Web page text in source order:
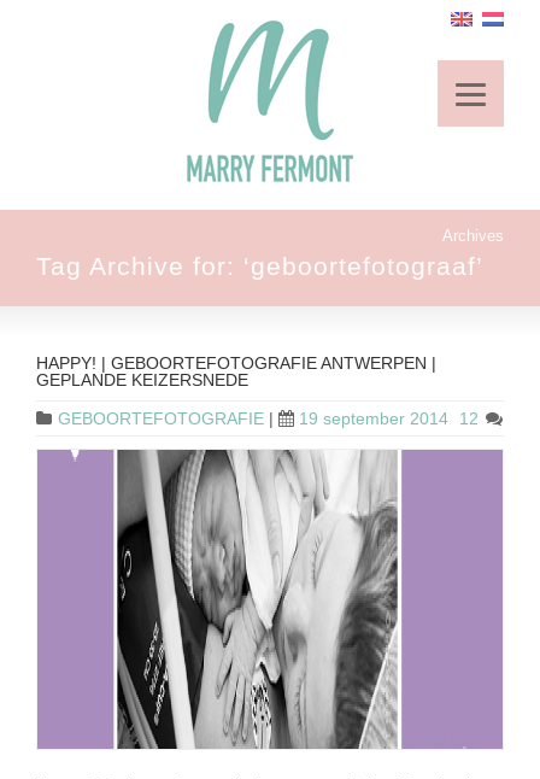
Archives
Tag Archive for: ‘geboortefotograaf’
HAPPY! | GEBOORTEFOTOGRAFIE ANTWERPEN |
GEPLANDE KEIZERSNEDE
GEBOORTEFOTOGRAFIE | 19 september 2014 12